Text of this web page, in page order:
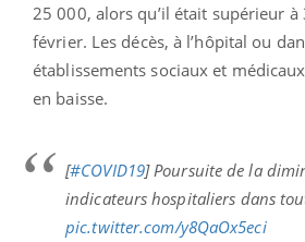
25 000, alors qu’il était supérieur
février. Les décès, à l’hôpital ou
établissements sociaux et
en baisse.
[#COVID19] Poursuite de la
indicateurs hospitaliers dans
pic.twitter.com/y8QaOx5eci